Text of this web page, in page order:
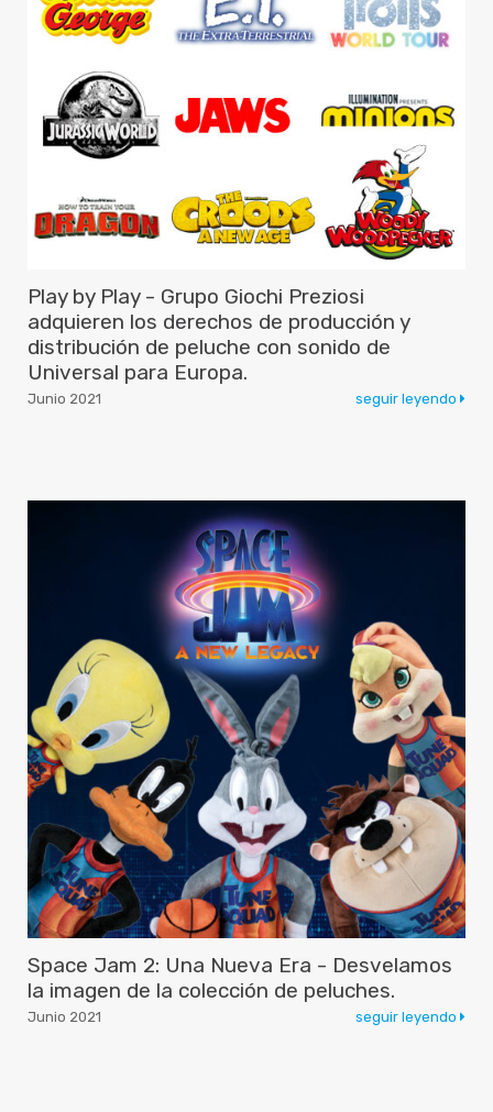
Play by Play - Grupo Giochi Preziosi
adquieren los derechos de producción y
distribución de peluche con sonido de
Universal para Europa.
seguir leyendo
Junio 2021
Space Jam 2: Una Nueva Era - Desvelamos
la imagen de la colección de peluches.
seguir leyendo
Junio 2021